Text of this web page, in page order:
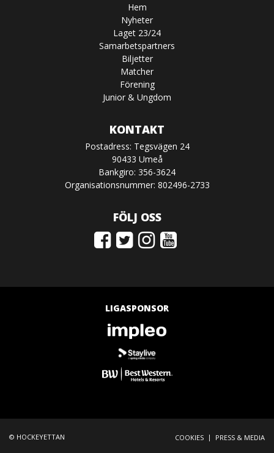
Hem
Nyheter
Laget 23/24
Samarbetspartners
Biljetter
Matcher
Förening
Junior & Ungdom
KONTAKT
Postadress: Tegsvägen 24
90433 Umeå
Bankgiro: 356-3624
Organisationsnummer: 802496-2733
FÖLJ OSS
LIGASPONSOR
© HOCKEYETTAN COOKIES | PRESS & MEDIA